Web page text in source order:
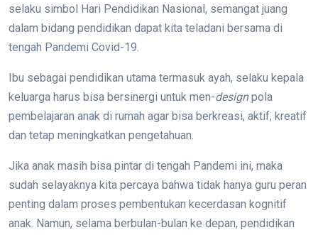
selaku simbol Hari Pendidikan Nasional, semangat juang
dalam bidang pendidikan dapat kita teladani bersama di
tengah Pandemi Covid-19.
Ibu sebagai pendidikan utama termasuk ayah, selaku kepala
keluarga harus bisa bersinergi untuk men-designpola
pembelajaran anak di rumah agar bisa berkreasi, aktif, kreatif
dan tetap meningkatkan pengetahuan.
Jika anak masih bisa pintar di tengah Pandemi ini, maka
sudah selayaknya kita percaya bahwa tidak hanya guru peran
penting dalam proses pembentukan kecerdasan kognitif
anak. Namun, selama berbulan-bulan ke depan, pendidikan